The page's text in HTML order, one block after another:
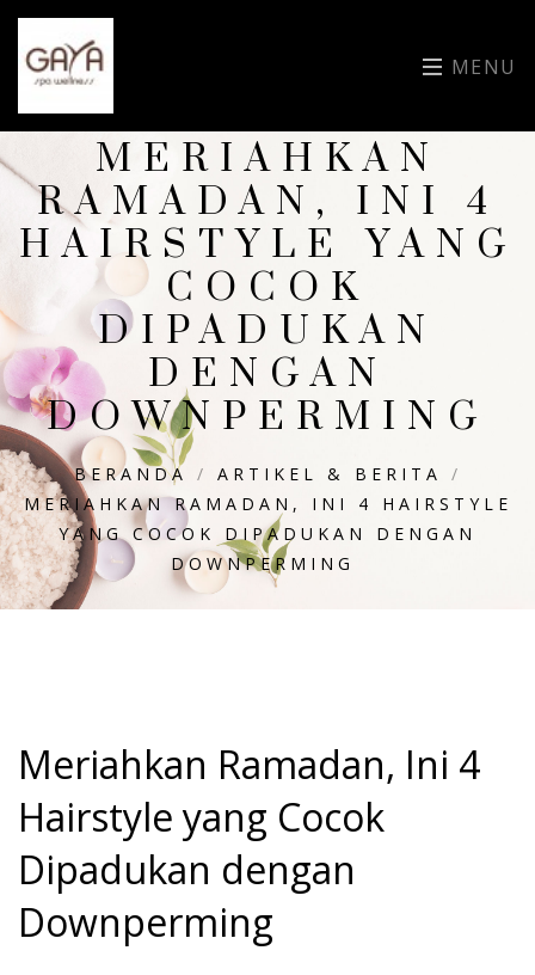
MENU
MERIAHKAN
RAMADAN, INI 4
HAIRSTYLE YANG
COCOK
DIPADUKAN
DENGAN
DOWNPERMING
BERANDA / ARTIKEL & BERITA
/
MERIAHKAN RAMADAN, INI 4 HAIRSTYLE
YANG COCOK DIPADUKAN DENGAN
DOWNPERMING
Meriahkan Ramadan, Ini 4
Hairstyle yang Cocok
Dipadukan dengan
Downperming